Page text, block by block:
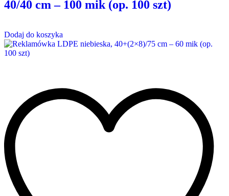
40/40 cm – 100 mik (op. 100 szt)
Dodaj do koszyka